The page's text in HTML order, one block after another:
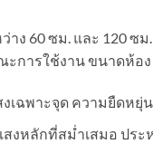
าง 60 ซม. และ 120 ซ
การใช้งาน ขนาดห้อ
งเฉพาะจุด ความยืดห
สงหลักที่สม่ำเสมอ ปร